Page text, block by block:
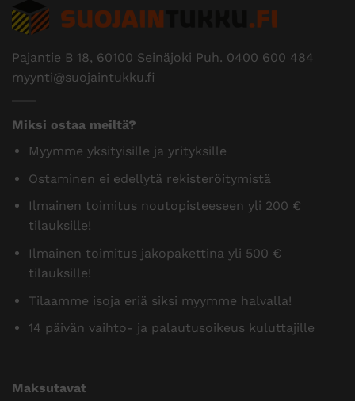
Pajantie B 18, 60100 Seinäjoki Puh. 0400 600 484
myynti@suojaintukku.fi
Miksi ostaa meiltä?
Myymme yksityisille ja yrityksille
Ostaminen ei edellytä rekisteröitymistä
Ilmainen toimitus noutopisteeseen yli 200 €
tilauksille!
Ilmainen toimitus jakopakettina yli 500 €
tilauksille!
Tilaamme isoja eriä siksi myymme halvalla!
14 päivän vaihto- ja palautusoikeus kuluttajille
Maksutavat